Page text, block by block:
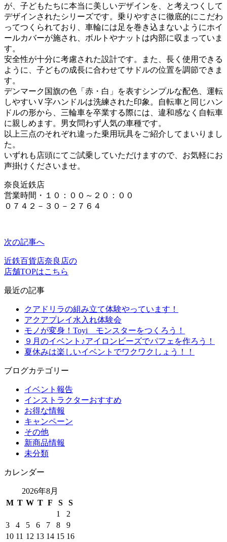
が、子どもたちに本当に美しいデザインを、と考えつくして
デザインされたシリーズです。乗りやすさに徹底的にこだわ
ってつくられており、車輪には足を巻き込まないようにホイ
ールカバーが施され、ボルトやナットは内部に収まっていま
す。
安全性が十分に考慮された設計です。また、長く使用できる
ように、子どもの成長に合わせてサドルの位置を調節できま
す。
デンマーク国旗の色「赤・白」を表すシンプルな配色、運転
しやすいＶ字ハンドルは洗練された印象。自転車と同じハン
ドルの形から、三輪車を卒業する際には、違和感なく自転車
に親しめます。男女問わず人気の車種です。
以上三点のそれぞれ違った乗用玩具をご紹介してまいりまし
た。
いずれも店頭にてご試乗していただけますので、お気軽にお
声掛けくださいませ。
奈良近鉄店
営業時間・１０：００～２０：００
０７４２－３０－２７６４
次の記事へ
近鉄百貨店奈良店の
店舗TOPはこちら
最近の記事
クアドリラの組み立て体験やっています！
アクアプレイ水入れ体験会
モノが変身！Toyi モンスターをつくろう！
９月のイベント♪アイロンビーズでパフェを作ろう！
夏休みは楽しいイベントでワクワクしょう！！
ブログカテゴリー
イベント報告
インストラクターおすすめ
お得な情報
キャンペーン
その他
新商品情報
未分類
カレンダー
2026年8月
M T W T F S
S
1
2
3
4 5 6 7 8
9
10 11 12 13 14 15 16